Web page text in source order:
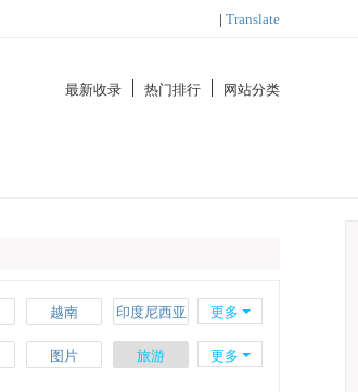
| Translate
最新收录 热门排行 网站分类
越南 印度尼西亚
丹麦 卢森堡
更多
图片 旅游 更多